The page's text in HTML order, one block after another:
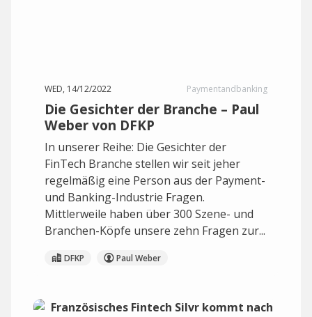
WED, 14/12/2022 Paymentandbanking
Die Gesichter der Branche – Paul
Weber von DFKP
In unserer Reihe: Die Gesichter der
FinTech Branche stellen wir seit jeher
regelmäßig eine Person aus der Payment-
und Banking-Industrie Fragen.
Mittlerweile haben über 300 Szene- und
Branchen-Köpfe unsere zehn Fragen zur...
DFKP Paul Weber